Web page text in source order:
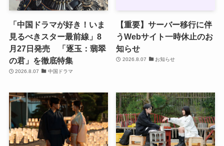
「中国ドラマが好き！いま
見るべきスター最前線」8
月27日発売 「逐玉：翡翠
の君」を徹底特集
2026.8.07 中国ドラマ
【重要】サーバー移行に伴
うWebサイト一時休止のお
知らせ
2026.8.07 お知らせ